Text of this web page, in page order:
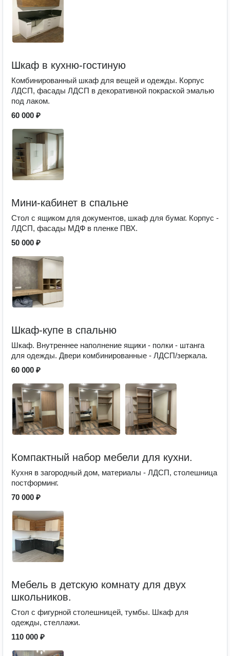
Шкаф в кухню-гостиную
Комбинированный шкаф для вещей и одежды. Корпус
ЛДСП, фасады ЛДСП в декоративной покраской эмалью
под лаком.
60 000 ₽
Мини-кабинет в спальне
Стол с ящиком для документов, шкаф для бумаг. Корпус -
ЛДСП, фасады МДФ в пленке ПВХ.
50 000 ₽
Шкаф-купе в спальню
Шкаф. Внутреннее наполнение ящики - полки - штанга
для одежды. Двери комбинированные - ЛДСП/зеркала.
60 000 ₽
Компактный набор мебели для кухни.
Кухня в загородный дом, материалы - ЛДСП, столешница
постформинг.
70 000 ₽
Мебель в детскую комнату для двух
школьников.
Стол с фигурной столешницей, тумбы. Шкаф для
одежды, стеллажи.
110 000 ₽